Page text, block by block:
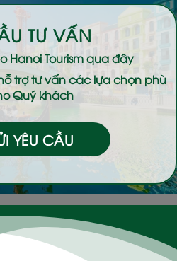
TƯ VẤN
Hanoi Tourismqua đây
trợ tư vấn các lựa chọn phù
Quý khách
YÊU CẦU